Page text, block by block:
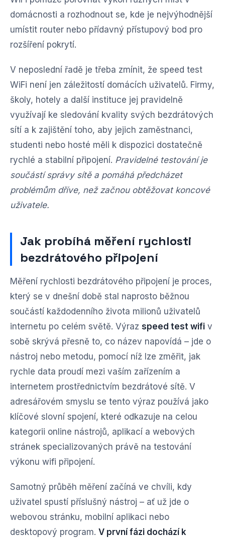
domácnosti a rozhodnout se, kde je nejvýhodnější
umístit router nebo přídavný přístupový bod pro
rozšíření pokrytí.
V neposlední řadě je třeba zmínit, že speed test
WiFi není jen záležitostí domácích uživatelů. Firmy,
školy, hotely a další instituce jej pravidelně
využívají ke sledování kvality svých bezdrátových
sítí a k zajištění toho, aby jejich zaměstnanci,
studenti nebo hosté měli k dispozici dostatečně
rychlé a stabilní připojení. Pravidelné testování je
součástí správy sítě a pomáhá předcházet
problémům dříve, než začnou obtěžovat koncové
uživatele.
Jak probíhá měření rychlosti
bezdrátového připojení
Měření rychlosti bezdrátového připojení je proces,
který se v dnešní době stal naprosto běžnou
součástí každodenního života milionů uživatelů
internetu po celém světě. Výraz speed test wifi v
sobě skrývá přesně to, co název napovídá – jde o
nástroj nebo metodu, pomocí níž lze změřit, jak
rychle data proudí mezi vaším zařízením a
internetem prostřednictvím bezdrátové sítě. V
adresářovém smyslu se tento výraz používá jako
klíčové slovní spojení, které odkazuje na celou
kategorii online nástrojů, aplikací a webových
stránek specializovaných právě na testování
výkonu wifi připojení.
Samotný průběh měření začíná ve chvíli, kdy
uživatel spustí příslušný nástroj – ať už jde o
webovou stránku, mobilní aplikaci nebo
desktopový program. V první fázi dochází k